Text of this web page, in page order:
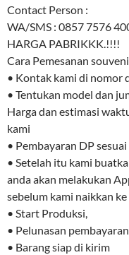
Contact Person :
WA/SMS : 0857 7576
HARGA PABRIKKK.!!!!
Cara Pemesanan
• Kontak kami di nomor
• Tentukan model dan
Harga dan estimasi
kami
• Pembayaran DP
• Setelah itu kami
anda akan melakukan
sebelum kami naikkan ke
• Start Produksi,
• Pelunasan
• Barang siap di kirim